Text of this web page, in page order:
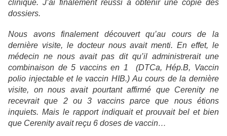
clinique. J’ai finalement réussi à obtenir une copie des
dossiers.
Nous avons finalement découvert qu’au cours de la
dernière visite, le docteur nous avait menti. En effet, le
médecin ne nous avait pas dit qu’il administrerait une
combinaison de 5 vaccins en 1 (DTCa, Hép.B, Vaccin
polio injectable et le vaccin HIB.) Au cours de la dernière
visite, on nous avait pourtant affirmé que Cerenity ne
recevrait que 2 ou 3 vaccins parce que nous étions
inquiets. Mais le rapport indiquait et prouvait bel et bien
que Cerenity avait reçu 6 doses de vaccin…